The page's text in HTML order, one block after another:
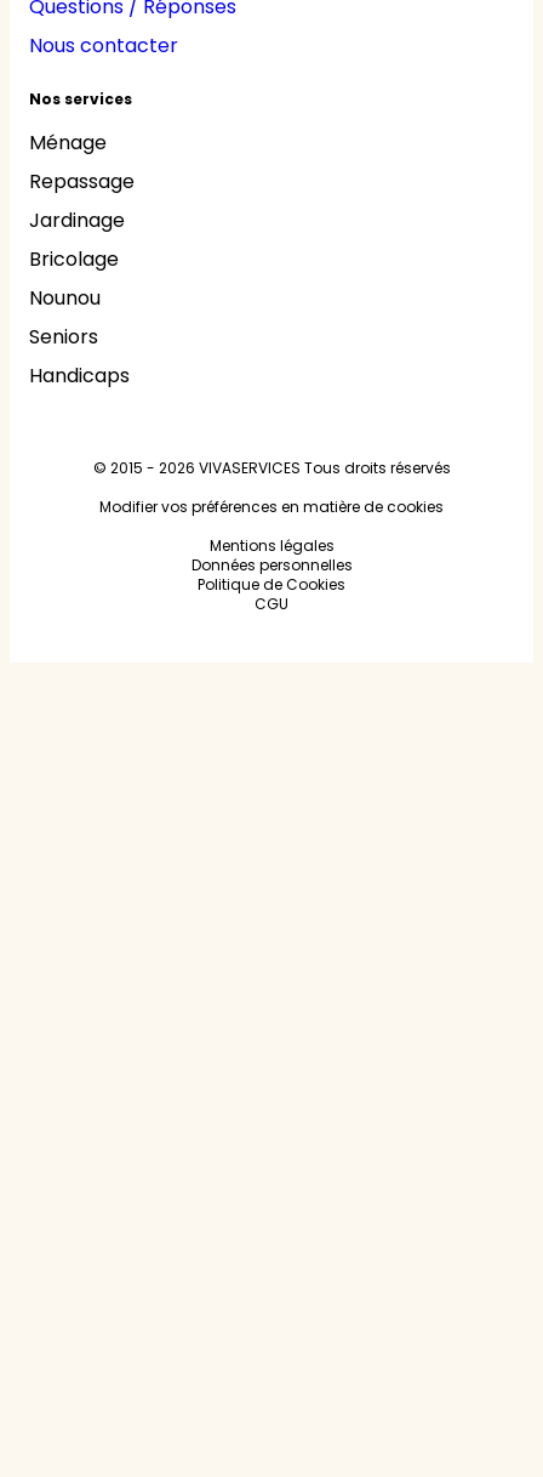
Questions / Réponses
Nous contacter
Nos services
Ménage
Repassage
Jardinage
Bricolage
Nounou
Seniors
Handicaps
© 2015 - 2026 VIVASERVICES Tous droits réservés
Modifier vos préférences en matière de cookies
Mentions légales
Données personnelles
Politique de Cookies
CGU